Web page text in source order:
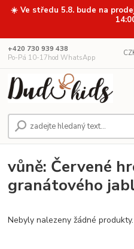
☀️ Ve středu 5.8. bude na
+420 730 939 438
Po-Pá 10-17hod WhatsApp
vůně: Červené
granátového
Nebyly nalezeny žádné produkty.